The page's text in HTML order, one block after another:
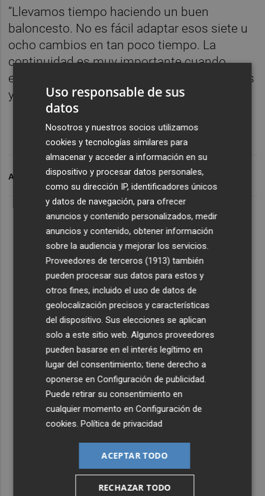
“Llevamos tiempo haciendo un buen
baloncesto. No es fácil adaptar esos siete u
ocho cambios en tan poco tiempo. La
continuidad es muy importante cuando
estás en una competición en la que no paras
y no tienes tiempo para entrenar”, afirmó.
ARCHIVADO EN VALENCIA BASKET
Uso responsable de sus
datos
Nosotros y nuestros socios utilizamos
cookies y tecnologías similares para
almacenar y acceder a información en su
dispositivo y procesar datos personales,
como su dirección IP, identificadores únicos
y datos de navegación, para ofrecer
anuncios y contenido personalizados, medir
anuncios y contenido, obtener información
sobre la audiencia y mejorar los servicios.
Proveedores de terceros (1913) también
pueden procesar sus datos para estos y
otros fines, incluido el uso de datos de
geolocalización precisos y características
del dispositivo. Sus elecciones se aplican
solo a este sitio web. Algunos proveedores
pueden basarse en el interés legítimo en
lugar del consentimiento; tiene derecho a
oponerse enConfiguración de publicidad
Puede retirar su consentimiento en
cualquier momento enConfiguración de
cookies .Política de privacidad
ACEPTAR TODO
RECHAZAR TODO